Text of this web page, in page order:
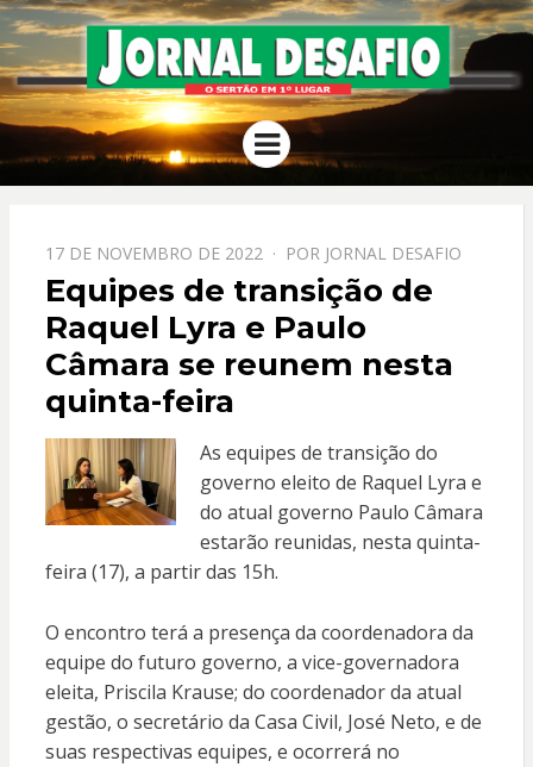
JORNAL
DESAFIO
O Sertão em 1º Lugar
Menu
PPOSTADO
EM
17 DE NOVEMBRO DE 2022 POR JORNAL DESAFIO
Equipes de transição de
Raquel Lyra e Paulo
Câmara se reunem nesta
quinta-feira
As equipes de transição do
governo eleito de Raquel Lyra e
do atual governo Paulo Câmara
estarão reunidas, nesta quinta-
feira (17), a partir das 15h.
O encontro terá a presença da coordenadora da
equipe do futuro governo, a vice-governadora
eleita, Priscila Krause; do coordenador da atual
gestão, o secretário da Casa Civil, José Neto, e de
suas respectivas equipes, e ocorrerá no